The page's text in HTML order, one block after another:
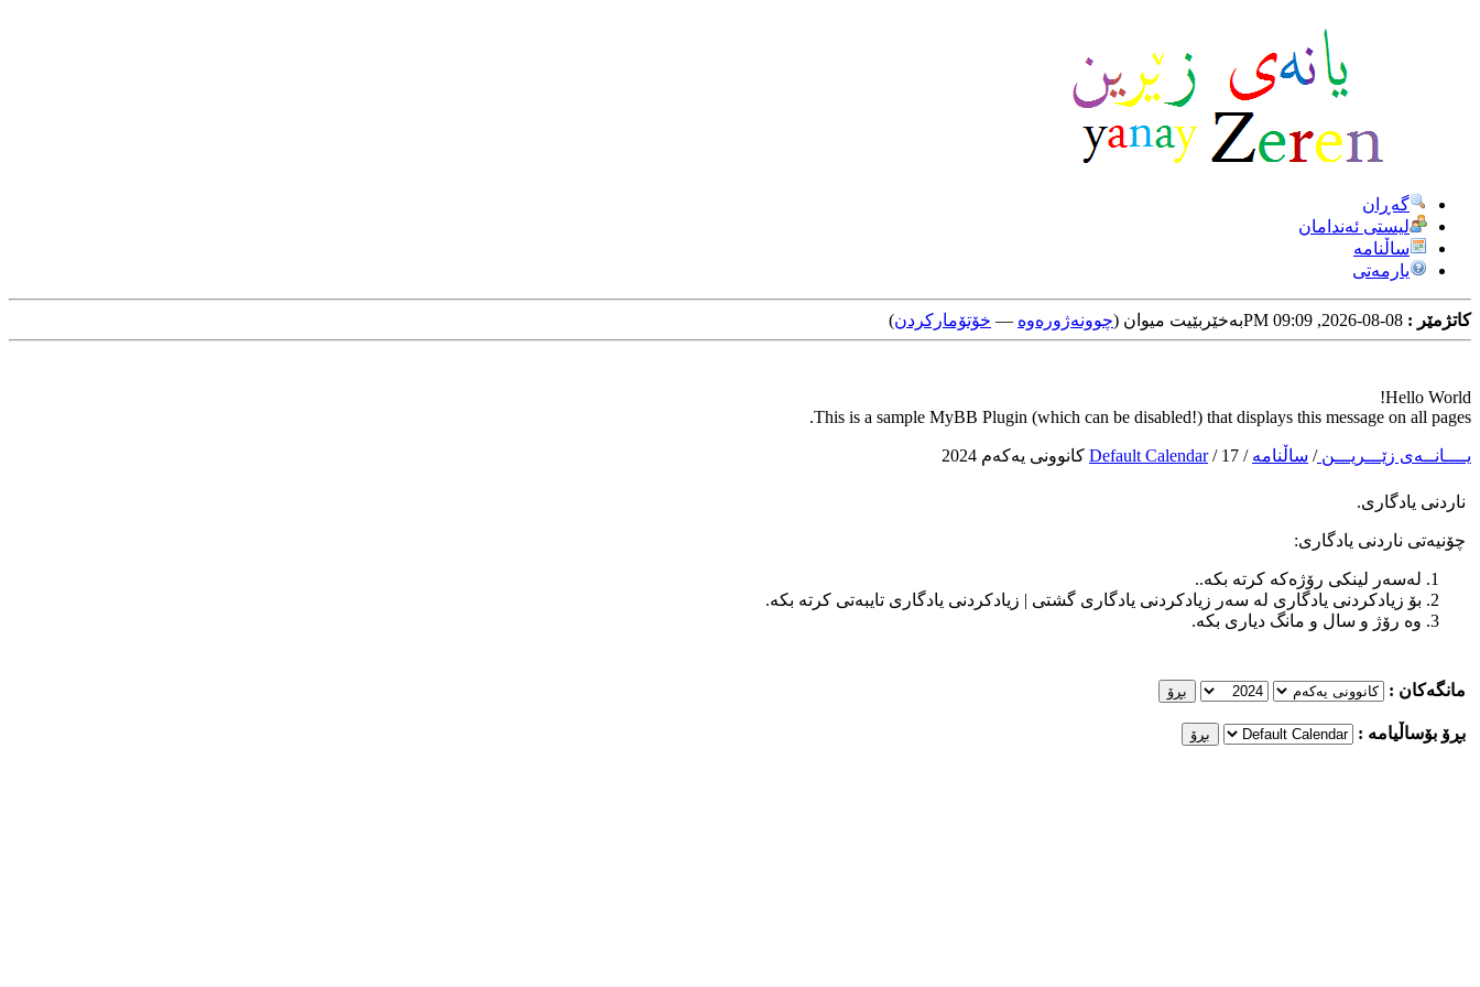
گه‌ڕان
لیستی ئه‌ندامان
ساڵنامه
یارمه‌تی
کاتژمێر : به‌خێربێیت میوان (چوونه‌ژوره‌وه‌ — خۆتۆمارکردن)
Hello World!
This is a sample MyBB Plugin (which can be disabled!) that displays this message on all pages.
یــــانــه‌ی زێـــریـــن/ ساڵنامه‌ /
Default Calendar / 17 كانوونی یه‌كه‌م 2024
ناردنی یادگاری‌.
چۆنیه‌تی ناردنی یادگاری:
له‌سه‌ر لینكی رۆژه‌كه‌ كرته‌ بكه‌..
بۆ زیادكردنی یادگاری له‌ سه‌ر زیادكردنی یادگاری گشتی | زیادكردنی یادگاری تایبه‌تی كرته‌ بكه‌.
وه‌ رۆژ و سال و مانگ دیاری بكه‌.
مانگه‌كان :
بڕۆ بۆساڵیامه‌ :